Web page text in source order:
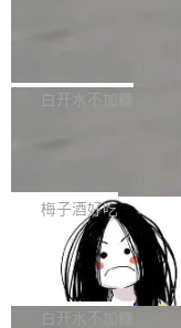
获配9...
题，该问题可能导致在
P）！这一里程碑不仅
长期停止内容更新，未
提交的编辑请求也长期
pedia 于去年底上线，
容的百科平台，被马斯
维基百科的替代方案
热门页面还是低关注度
白开水不加糖
是这样的：配
声明 LocaleResolver
erceptor…五六步之后
本。 Solon 换了个方
梅子酒好吃
Apache Doris 4.1 全
支持 UPDATE、
erg V3
Apache Doris 4.1 要
半。在已有查询能力的
白开水不加糖